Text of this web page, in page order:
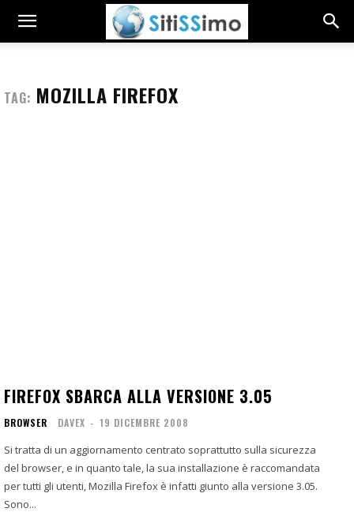
TAG: MOZILLA FIREFOX
FIREFOX SBARCA ALLA VERSIONE 3.05
BROWSER DAVEX - 19 DICEMBRE 2008
Si tratta di un aggiornamento centrato soprattutto sulla sicurezza
del browser, e in quanto tale, la sua installazione è raccomandata
per tutti gli utenti, Mozilla Firefox è infatti giunto alla versione 3.05.
Sono...